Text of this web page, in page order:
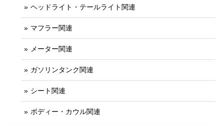
ヘッドライト・テールライト関連
マフラー関連
メーター関連
ガソリンタンク関連
シート関連
ボディー・カウル関連